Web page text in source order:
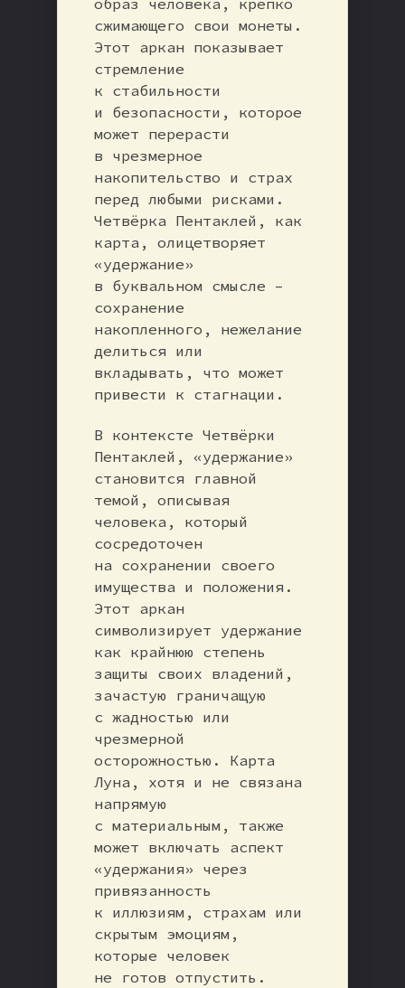
сжимающего свои монеты.
Этот аркан показывает
стремление
к стабильности
и безопасности, которое
может перерасти
в чрезмерное
накопительство и страх
перед любыми рисками.
Четвёрка Пентаклей, как
карта, олицетворяет
«удержание»
в буквальном смысле –
сохранение
накопленного, нежелание
делиться или
вкладывать, что может
привести к стагнации.
В контексте Четвёрки
Пентаклей, «удержание»
становится главной
темой, описывая
человека, который
сосредоточен
на сохранении своего
имущества и положения.
Этот аркан
символизирует удержание
как крайнюю степень
защиты своих владений,
зачастую граничащую
с жадностью или
чрезмерной
осторожностью. Карта
Луна, хотя и не связана
напрямую
с материальным, также
может включать аспект
«удержания» через
привязанность
к иллюзиям, страхам или
скрытым эмоциям,
которые человек
не готов отпустить.